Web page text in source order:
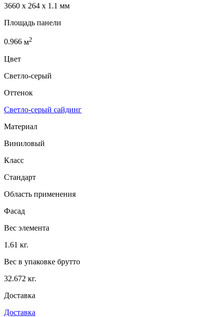
3660 x 264 x 1.1 мм
Площадь панели
0.966 м2
Цвет
Светло-серый
Оттенок
Светло-серый сайдинг
Материал
Виниловый
Класс
Стандарт
Область применения
Фасад
Вес элемента
1.61 кг.
Вес в упаковке брутто
32.672 кг.
Доставка
Доставка